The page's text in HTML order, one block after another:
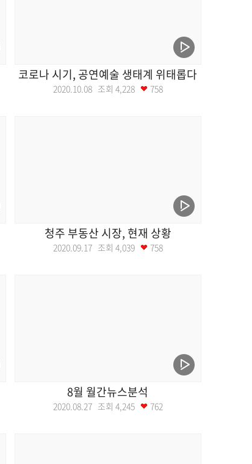
코로나 시기, 공연예술 생태계 위태롭다
2020.10.08 조회 4,228 758
청주 부동산 시장, 현재 상황
2020.09.17 조회 4,039 758
8월 월간뉴스분석
2020.08.27 조회 4,245 762